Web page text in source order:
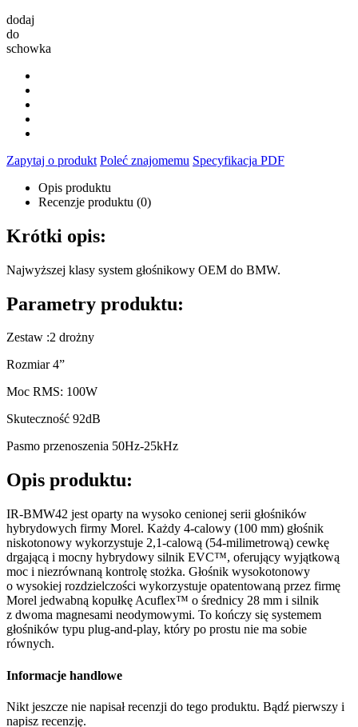
dodaj
do
schowka
Zapytaj o produkt Poleć znajomemu Specyfikacja PDF
Opis produktu
Recenzje produktu (0)
Krótki opis:
Najwyższej klasy system głośnikowy OEM do BMW.
Parametry produktu:
Zestaw :2 drożny
Rozmiar 4”
Moc RMS: 100W
Skuteczność 92dB
Pasmo przenoszenia 50Hz-25kHz
Opis produktu:
IR-BMW42 jest oparty na wysoko cenionej serii głośników
hybrydowych firmy Morel. Każdy 4-calowy (100 mm) głośnik
niskotonowy wykorzystuje 2,1-calową (54-milimetrową) cewkę
drgającą i mocny hybrydowy silnik EVC™, oferujący wyjątkową
moc i niezrównaną kontrolę stożka. Głośnik wysokotonowy
o wysokiej rozdzielczości wykorzystuje opatentowaną przez firmę
Morel jedwabną kopułkę Acuflex™ o średnicy 28 mm i silnik
z dwoma magnesami neodymowymi. To kończy się systemem
głośników typu plug-and-play, który po prostu nie ma sobie
równych.
Informacje handlowe
Nikt jeszcze nie napisał recenzji do tego produktu. Bądź pierwszy i
napisz recenzję.